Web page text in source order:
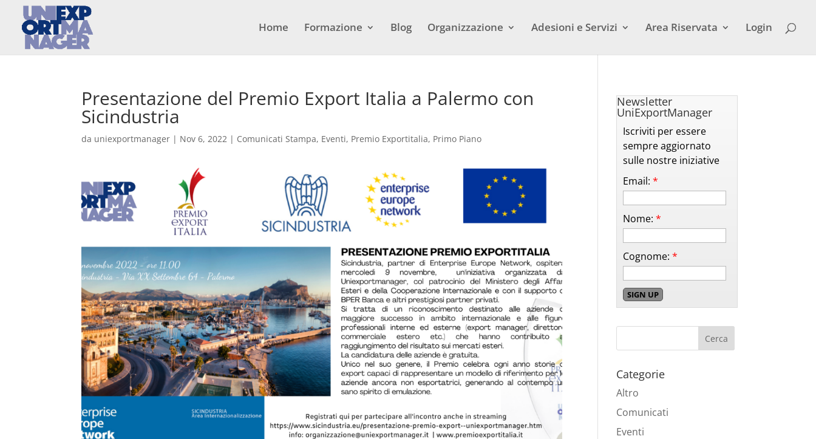
Home Formazione Blog Organizzazione Adesioni e Servizi Area Riservata Login
Presentazione del Premio Export Italia a Palermo con
Sicindustria
da uniexportmanager | Nov 6, 2022 | Comunicati Stampa, Eventi, Premio Exportitalia, Primo Piano
Newsletter
UniExportManager
Iscriviti per essere
sempre aggiornato
sulle nostre iniziative
Email:*
Nome:*
Cognome:*
Categorie
Altro
Comunicati
Eventi